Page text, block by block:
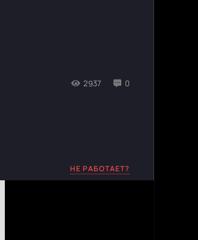
2937 0
НЕ РАБОТАЕТ?